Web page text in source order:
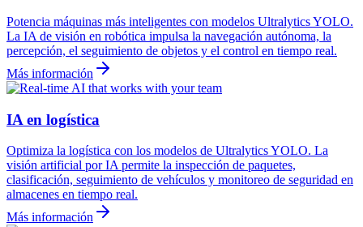
Potencia máquinas más inteligentes con modelos Ultralytics YOLO.
La IA de visión en robótica impulsa la navegación autónoma, la
percepción, el seguimiento de objetos y el control en tiempo real.
Más información
IA en logística
Optimiza la logística con los modelos de Ultralytics YOLO. La
visión artificial por IA permite la inspección de paquetes,
clasificación, seguimiento de vehículos y monitoreo de seguridad en
almacenes en tiempo real.
Más información